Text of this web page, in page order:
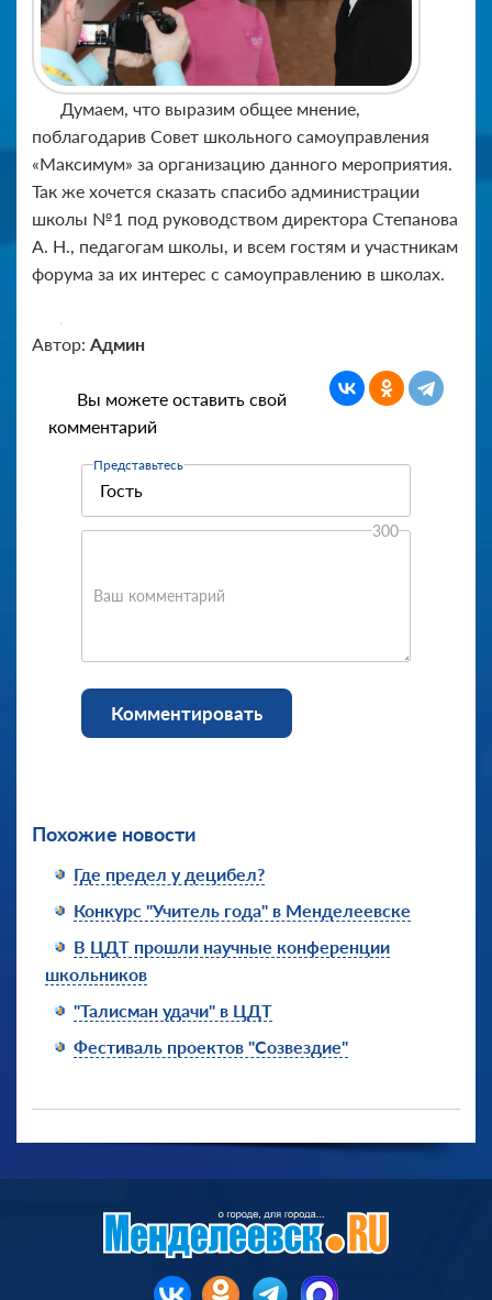
Думаем, что выразим общее мнение,
поблагодарив Совет школьного самоуправления
«Максимум» за организацию данного мероприятия.
Так же хочется сказать спасибо администрации
школы №1 под руководством директора Степанова
А. Н., педагогам школы, и всем гостям и участникам
форума за их интерес с самоуправлению в школах.
Автор: Админ
Вы можете оставить свой
комментарий
Представьтесь
Ваш комментарий
300
Комментировать
Похожие новости
Где предел у децибел?
Конкурс "Учитель года" в Менделеевске
В ЦДТ прошли научные конференции
школьников
"Талисман удачи" в ЦДТ
Фестиваль проектов "Созвездие"